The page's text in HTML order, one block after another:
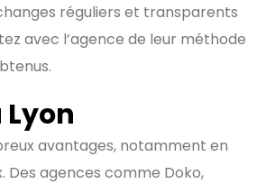
réguliers et transparents
avec l’agence de leur méthode
avantages, notamment en
Des agences comme Doko,